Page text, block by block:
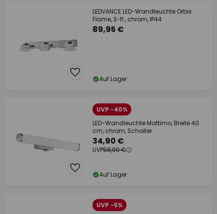
LEDVANCE LED-Wandleuchte Orbis
Flame, 3-fl., chrom, IP44
89,95 €
Auf Lager
UVP -40%
LED-Wandleuchte Mattimo, Breite 40
cm, chrom, Schalter
34,90 €
UVP58,99 €
Auf Lager
UVP -5%